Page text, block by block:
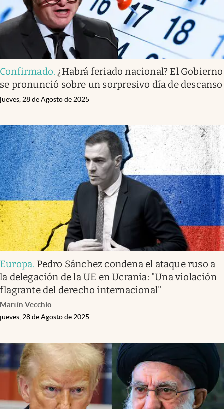
Confirmado. ¿Habrá feriado nacional? El Gobierno
se pronunció sobre un sorpresivo día de descanso
jueves, 28 de Agosto de 2025
Europa. Pedro Sánchez condena el ataque ruso a
la delegación de la UE en Ucrania: "Una violación
flagrante del derecho internacional"
Martín Vecchio
jueves, 28 de Agosto de 2025